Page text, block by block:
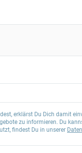
erklärst Du Dich damit
zu informieren. Du
findest Du in unserer